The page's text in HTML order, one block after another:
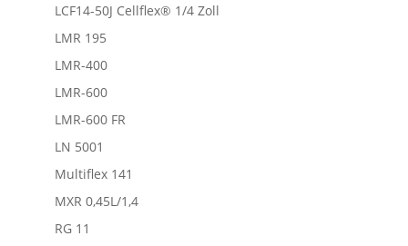
LCF14-50J Cellflex® 1/4 Zoll
LMR 195
LMR-400
LMR-600
LMR-600 FR
LN 5001
Multiflex 141
MXR 0,45L/1,4
RG 11